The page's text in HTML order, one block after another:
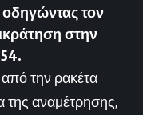
οδηγώντας τον
στην
την ρακέτα
της αναμέτρησης,